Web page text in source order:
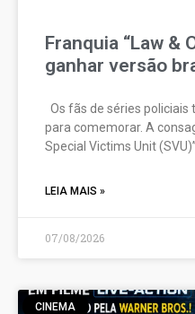
Franquia “Law &
ganhar versão
Os fãs de séries policiais
para comemorar. A
Special Victims Unit
LEIA MAIS »
07/08/2026
CINEMA